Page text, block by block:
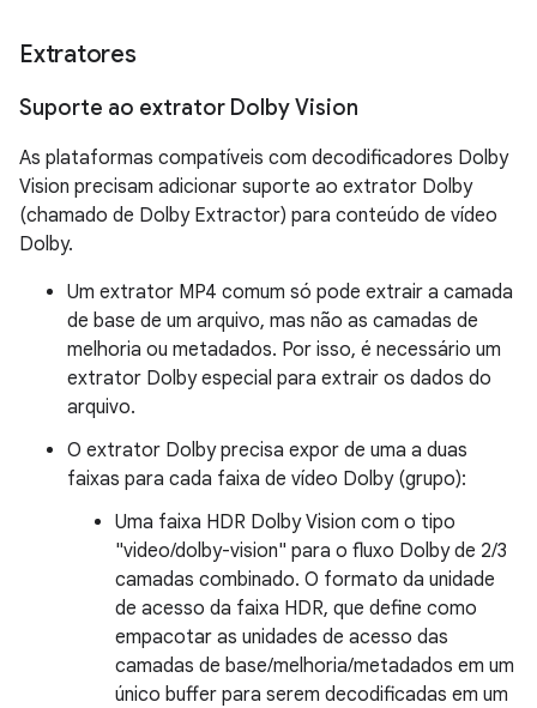
Extratores
Suporte ao extrator Dolby Vision
As plataformas compatíveis com decodificadores Dolby
Vision precisam adicionar suporte ao extrator Dolby
(chamado de Dolby Extractor) para conteúdo de vídeo
Dolby.
Um extrator MP4 comum só pode extrair a camada
de base de um arquivo, mas não as camadas de
melhoria ou metadados. Por isso, é necessário um
extrator Dolby especial para extrair os dados do
arquivo.
O extrator Dolby precisa expor de uma a duas
faixas para cada faixa de vídeo Dolby (grupo):
Uma faixa HDR Dolby Vision com o tipo
"video/dolby-vision" para o fluxo Dolby de 2/3
camadas combinado. O formato da unidade
de acesso da faixa HDR, que define como
empacotar as unidades de acesso das
camadas de base/melhoria/metadados em um
único buffer para serem decodificadas em um